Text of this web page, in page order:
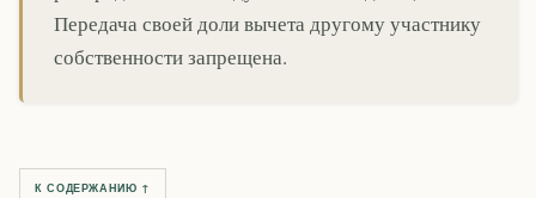
Передача своей доли вычета другому участнику
собственности запрещена.
К СОДЕРЖАНИЮ ↑